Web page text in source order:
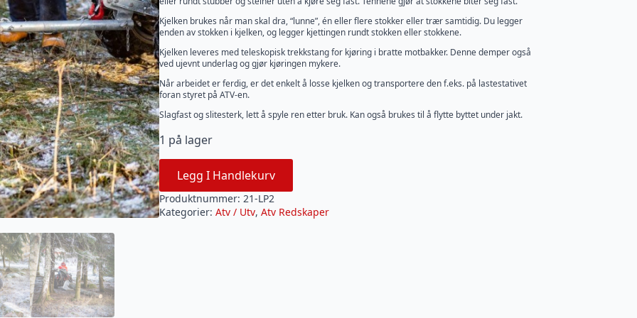
Kjelken brukes når man skal dra, “lunne”, én eller flere stokker eller trær samtidig. Du legger
enden av stokken i kjelken, og legger kjettingen rundt stokken eller stokkene.
Kjelken leveres med teleskopisk trekkstang for kjøring i bratte motbakker. Denne demper også
ved ujevnt underlag og gjør kjøringen mykere.
Når arbeidet er ferdig, er det enkelt å losse kjelken og transportere den f.eks. på lastestativet
foran styret på ATV-en.
Slagfast og slitesterk, lett å spyle ren etter bruk. Kan også brukes til å flytte byttet under jakt.
1 på lager
Legg I Handlekurv
Produktnummer: 21-LP2
Kategorier: Atv / Utv, Atv Redskaper